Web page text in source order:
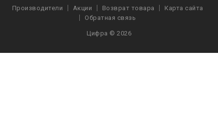
Производители Акции Возврат товара
Карта сайта
Обратная связь
Цифра © 2026